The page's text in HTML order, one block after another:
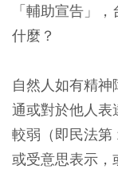
「輔助宣告」
什麼？
自然人如有精
通或對於他人表
較弱（即民法
或受意思表示，